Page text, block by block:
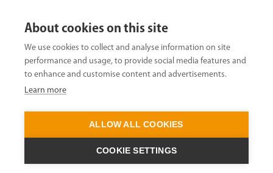
About cookies on this site
We use cookies to collect and analyse information on site
performance and usage, to provide social media features and
to enhance and customise content and advertisements.
Learn more
ALLOW ALL COOKIES
COOKIE SETTINGS